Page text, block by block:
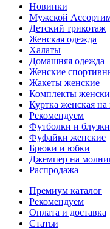
Новинки
Мужской
Детcкий трикотаж
Женская одежда
Халаты
Домашняя одежда
Женские
Жакеты женские
Комплекты
Куртка женская
Рекомендуем
Футболки и блузки
Фуфайки женские
Брюки и юбки
Джемпер на
Распродажа
Премиум каталог
Рекомендуем
Оплата и доставка
Статьи